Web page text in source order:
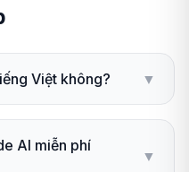
Việt không? ▼
AI miễn phí
▼